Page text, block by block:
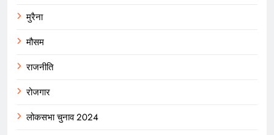
मुरैना
मौसम
राजनीति
रोजगार
लोकसभा चुनाव 2024